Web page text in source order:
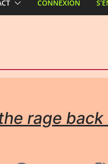
CONNEXION
rage back